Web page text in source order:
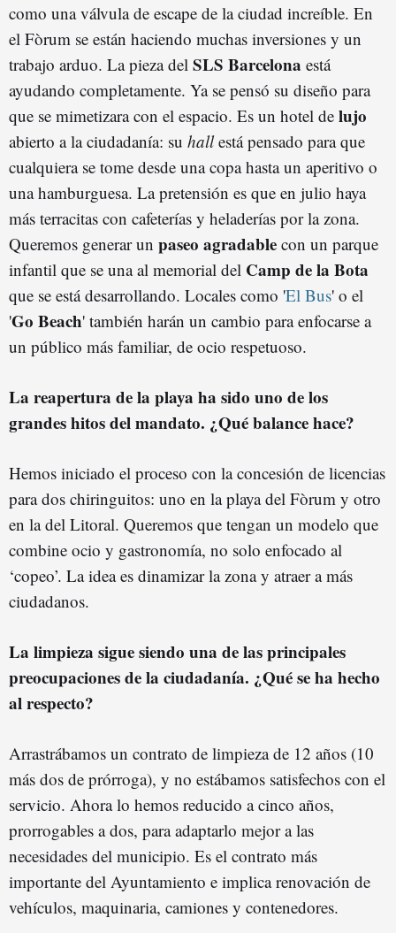
como una válvula de escape de la ciudad increíble. En
el Fòrum se están haciendo muchas inversiones y un
trabajo arduo. La pieza del SLS Barcelona está
ayudando completamente. Ya se pensó su diseño para
que se mimetizara con el espacio. Es un hotel de lujo
abierto a la ciudadanía: su hallestá pensado para que
cualquiera se tome desde una copa hasta un aperitivo o
una hamburguesa. La pretensión es que en julio haya
más terracitas con cafeterías y heladerías por la zona.
Queremos generar un paseo agradable con un parque
infantil que se una al memorial del Camp de la Bota
que se está desarrollando. Locales como 'El Bus' o el
'Go Beach' también harán un cambio para enfocarse a
un público más familiar, de ocio respetuoso.
La reapertura de la playa ha sido uno de los
grandes hitos del mandato. ¿Qué balance hace?
Hemos iniciado el proceso con la concesión de licencias
para dos chiringuitos: uno en la playa del Fòrum y otro
en la del Litoral. Queremos que tengan un modelo que
combine ocio y gastronomía, no solo enfocado al
‘copeo’. La idea es dinamizar la zona y atraer a más
ciudadanos.
La limpieza sigue siendo una de las principales
preocupaciones de la ciudadanía. ¿Qué se ha hecho
al respecto?
Arrastrábamos un contrato de limpieza de 12 años (10
más dos de prórroga), y no estábamos satisfechos con el
servicio. Ahora lo hemos reducido a cinco años,
prorrogables a dos, para adaptarlo mejor a las
necesidades del municipio. Es el contrato más
importante del Ayuntamiento e implica renovación de
vehículos, maquinaria, camiones y contenedores.